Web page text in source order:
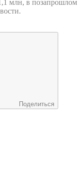
млн, в позапрошлом
Поделиться